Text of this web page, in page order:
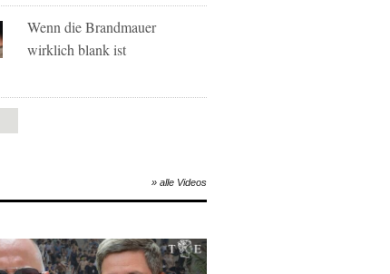
Wenn die Brandmauer
wirklich blank ist
» alle Videos